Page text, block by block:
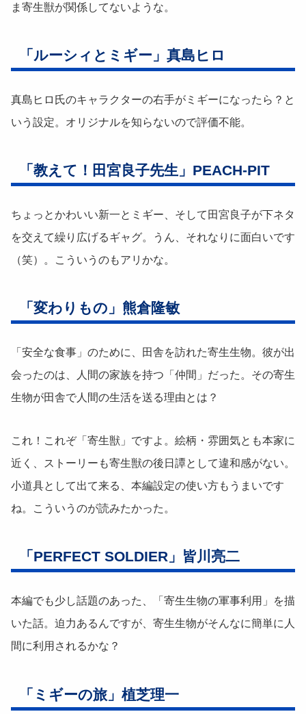
ま寄生獣が関係してないような。
「ルーシィとミギー」真島ヒロ
真島ヒロ氏のキャラクターの右手がミギーになったら？と
いう設定。オリジナルを知らないので評価不能。
「教えて！田宮良子先生」PEACH-PIT
ちょっとかわいい新一とミギー、そして田宮良子が下ネタ
を交えて繰り広げるギャグ。うん、それなりに面白いです
（笑）。こういうのもアリかな。
「変わりもの」熊倉隆敏
「安全な食事」のために、田舎を訪れた寄生生物。彼が出
会ったのは、人間の家族を持つ「仲間」だった。その寄生
生物が田舎で人間の生活を送る理由とは？
これ！これぞ「寄生獣」ですよ。絵柄・雰囲気とも本家に
近く、ストーリーも寄生獣の後日譚として違和感がない。
小道具として出て来る、本編設定の使い方もうまいです
ね。こういうのが読みたかった。
「PERFECT SOLDIER」皆川亮二
本編でも少し話題のあった、「寄生生物の軍事利用」を描
いた話。迫力あるんですが、寄生生物がそんなに簡単に人
間に利用されるかな？
「ミギーの旅」植芝理一